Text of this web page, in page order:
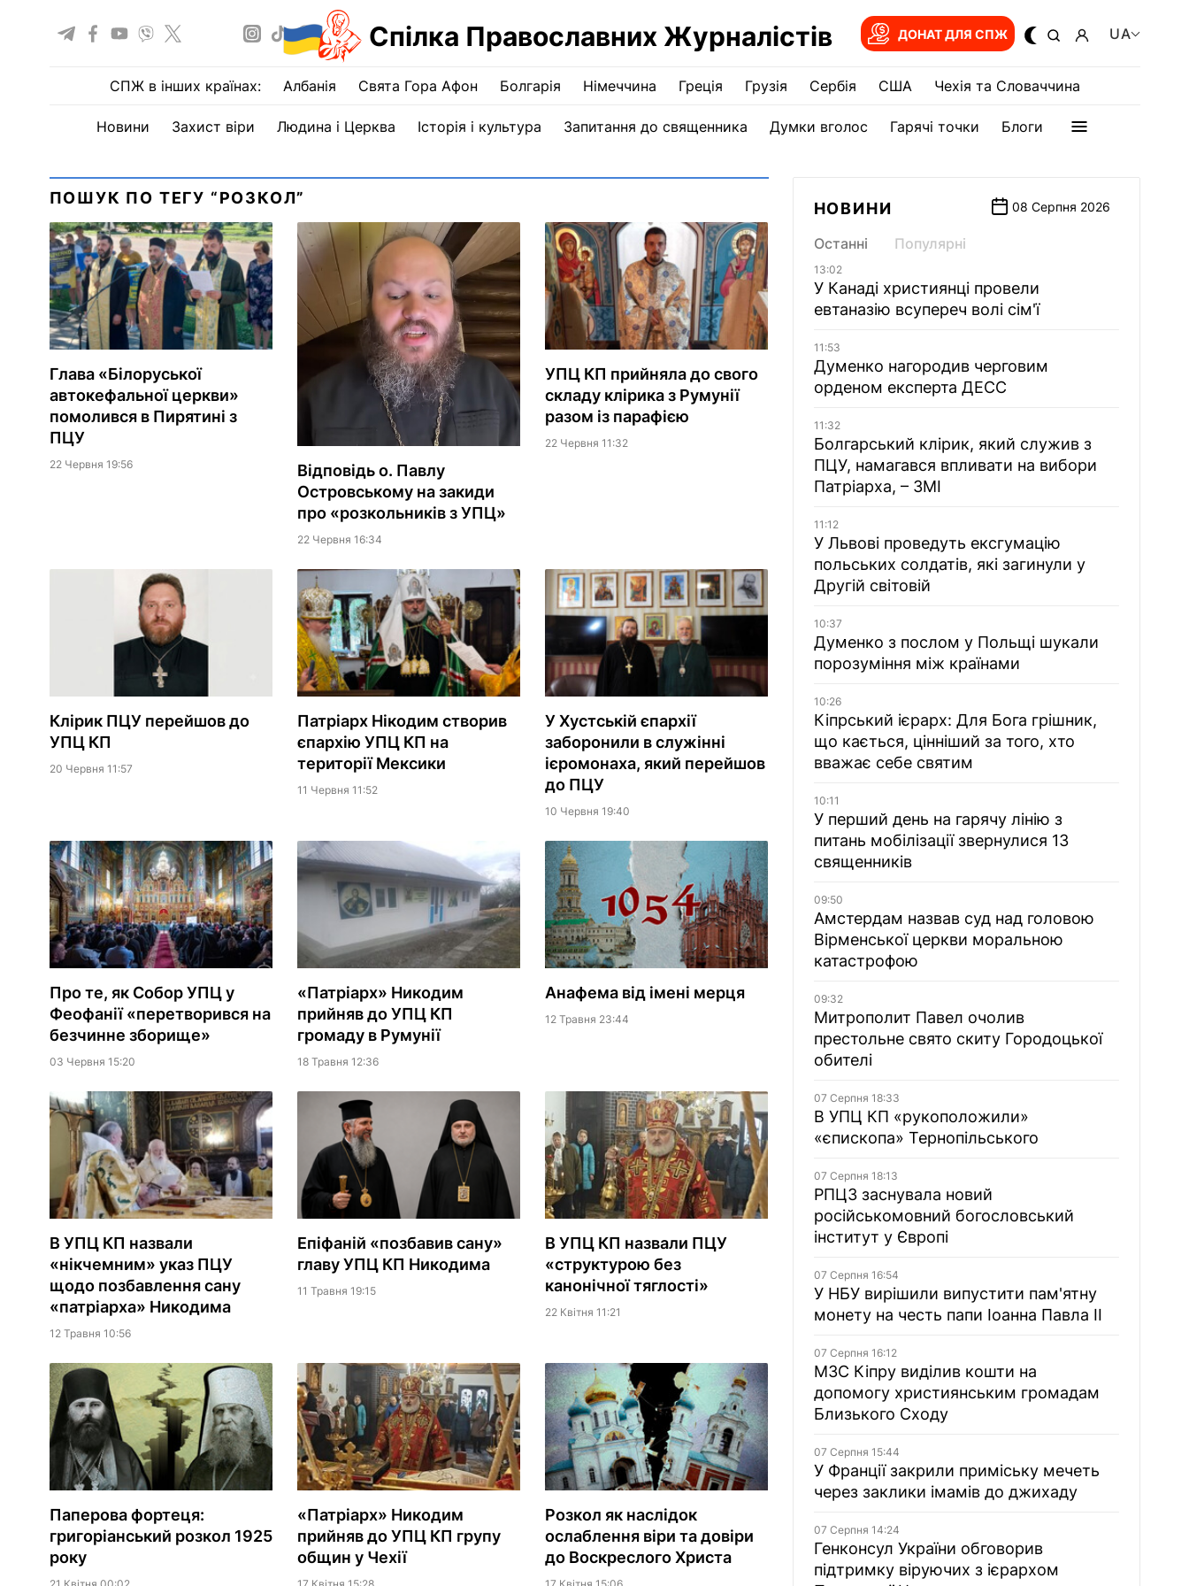
Спілка Православних Журналістів ДОНАТ ДЛЯ СПЖ UA
СПЖ в інших країнах: Албанія Свята Гора Афон Болгарія Німеччина Греція Грузія Сербія США Чехія та Словаччина
Новини Захист віри Людина і Церква Історія і культура Запитання до священника Думки вголос Гарячі точки Блоги
ПОШУК ПО ТЕГУ “РОЗКОЛ”
Глава «Білоруської
автокефальної церкви»
помолився в Пирятині з
ПЦУ
22 Червня 19:56
Відповідь о. Павлу
Островському на закиди
про «розкольників з УПЦ»
22 Червня 16:34
УПЦ КП прийняла до свого
складу клірика з Румунії
разом із парафією
22 Червня 11:32
Клірик ПЦУ перейшов до
УПЦ КП
20 Червня 11:57
Патріарх Нікодим створив
єпархію УПЦ КП на
території Мексики
11 Червня 11:52
У Хустській єпархії
заборонили в служінні
ієромонаха, який перейшов
до ПЦУ
10 Червня 19:40
Про те, як Собор УПЦ у
Феофанії «перетворився на
безчинне зборище»
03 Червня 15:20
«Патріарх» Никодим
прийняв до УПЦ КП
громаду в Румунії
18 Травня 12:36
Анафема від імені мерця
12 Травня 23:44
В УПЦ КП назвали
«нікчемним» указ ПЦУ
щодо позбавлення сану
«патріарха» Никодима
12 Травня 10:56
Епіфаній «позбавив сану»
главу УПЦ КП Никодима
11 Травня 19:15
В УПЦ КП назвали ПЦУ
«структурою без
канонічної тяглості»
22 Квiтня 11:21
Паперова фортеця:
григоріанський розкол 1925
року
«Патріарх» Никодим
прийняв до УПЦ КП групу
общин у Чехії
Розкол як наслідок
ослаблення віри та довіри
до Воскреслого Христа
НОВИНИ 08 Серпня 2026
Останні Популярні
13:02
У Канаді християнці провели
евтаназію всупереч волі сім'ї
11:53
Думенко нагородив черговим
орденом експерта ДЕСС
11:32
Болгарський клірик, який служив з
ПЦУ, намагався впливати на вибори
Патріарха, – ЗМІ
11:12
У Львові проведуть ексгумацію
польських солдатів, які загинули у
Другій світовій
10:37
Думенко з послом у Польщі шукали
порозуміння між країнами
10:26
Кіпрський ієрарх: Для Бога грішник,
що кається, цінніший за того, хто
вважає себе святим
10:11
У перший день на гарячу лінію з
питань мобілізації звернулися 13
священників
09:50
Амстердам назвав суд над головою
Вірменської церкви моральною
катастрофою
09:32
Митрополит Павел очолив
престольне свято скиту Городоцької
обителі
07 Серпня 18:33
В УПЦ КП «рукоположили»
«єпископа» Тернопільського
07 Серпня 18:13
РПЦЗ заснувала новий
російськомовний богословський
інститут у Європі
07 Серпня 16:54
У НБУ вирішили випустити пам'ятну
монету на честь папи Іоанна Павла II
07 Серпня 16:12
МЗС Кіпру виділив кошти на
допомогу християнським громадам
Близького Сходу
07 Серпня 15:44
У Франції закрили приміську мечеть
через заклики імамів до джихаду
07 Серпня 14:24
Генконсул України обговорив
підтримку віруючих з ієрархом